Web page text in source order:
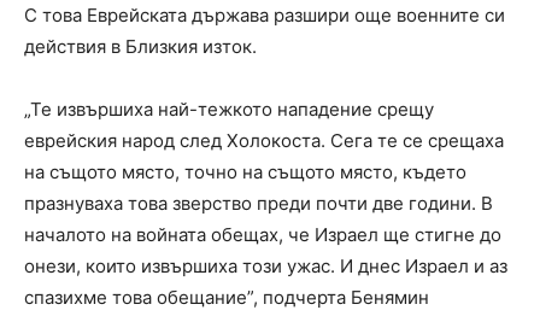
С това Еврейската държава разшири още военните си
действия в Близкия изток.
„Те извършиха най-тежкото нападение срещу
еврейския народ след Холокоста. Сега те се срещаха
на същото място, точно на същото място, където
празнуваха това зверство преди почти две години. В
началото на войната обещах, че Израел ще стигне до
онези, които извършиха този ужас. И днес Израел и аз
спазихме това обещание”, подчерта Бенямин